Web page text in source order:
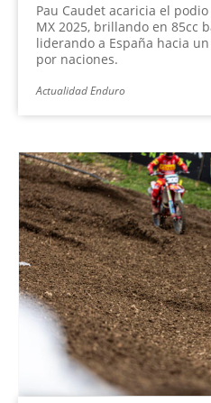
Pau Caudet acaricia el
MX 2025, brillando en 85cc
liderando a España hacia
por naciones.
Actualidad Enduro